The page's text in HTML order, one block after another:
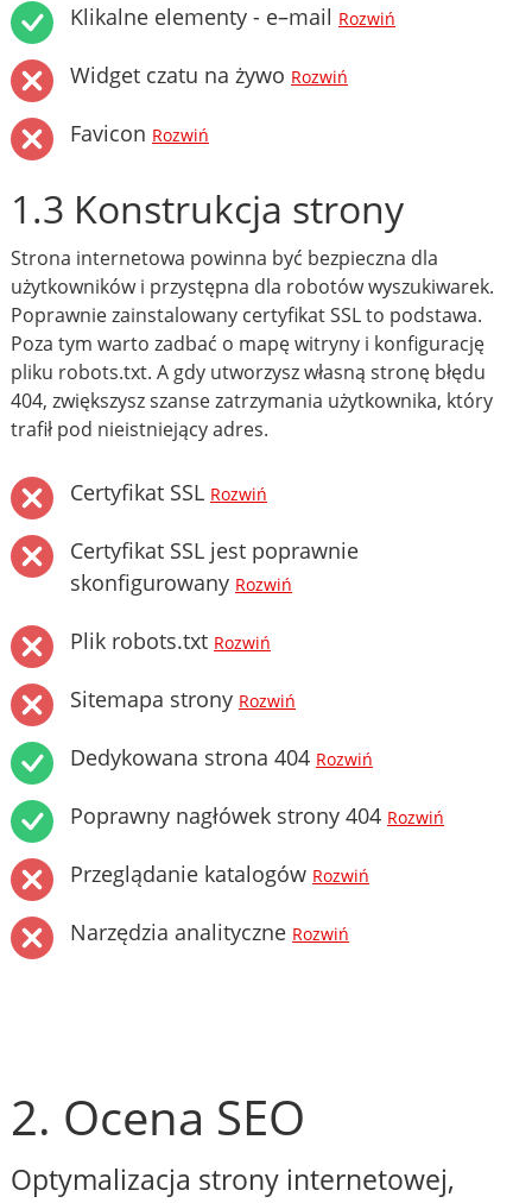
Klikalne elementy - e–mail Rozwiń
Widget czatu na żywo Rozwiń
Favicon Rozwiń
1.3 Konstrukcja strony
Strona internetowa powinna być bezpieczna dla
użytkowników i przystępna dla robotów wyszukiwarek.
Poprawnie zainstalowany certyfikat SSL to podstawa.
Poza tym warto zadbać o mapę witryny i konfigurację
pliku robots.txt. A gdy utworzysz własną stronę błędu
404, zwiększysz szanse zatrzymania użytkownika, który
trafił pod nieistniejący adres.
Certyfikat SSL Rozwiń
Certyfikat SSL jest poprawnie
skonfigurowany Rozwiń
Plik robots.txt Rozwiń
Sitemapa strony Rozwiń
Dedykowana strona 404 Rozwiń
Poprawny nagłówek strony 404 Rozwiń
Przeglądanie katalogów Rozwiń
Narzędzia analityczne Rozwiń
2. Ocena SEO
Optymalizacja strony internetowej,